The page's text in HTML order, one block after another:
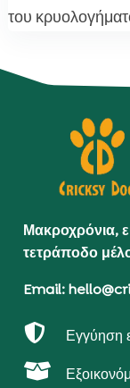
του
Μακροχρόνια,
τετράποδο
Email:
 Εγγύηση
